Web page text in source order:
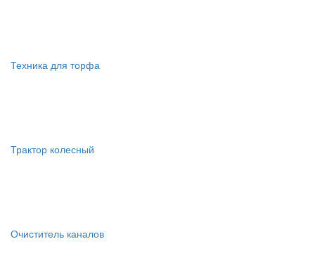
Техника для торфа
Трактор колесный
Очиститель каналов